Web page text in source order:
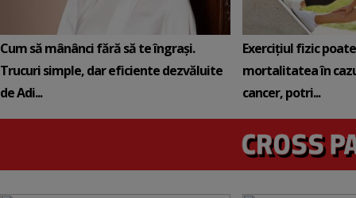
Cum să mânânci fără să te îngrași.
Trucuri simple, dar eficiente dezvăluite
de Adi...
Exercițiul fizic
mortalitatea în
cancer, potri...